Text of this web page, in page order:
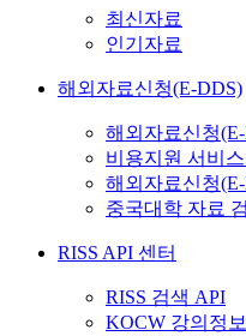
최신자료
인기자료
해외자료신청(E-DDS)
해외자료신청
비용지원 서비
해외자료신청
중국대학 자료
RISS API 센터
RISS 검색 API
KOCW 강의정